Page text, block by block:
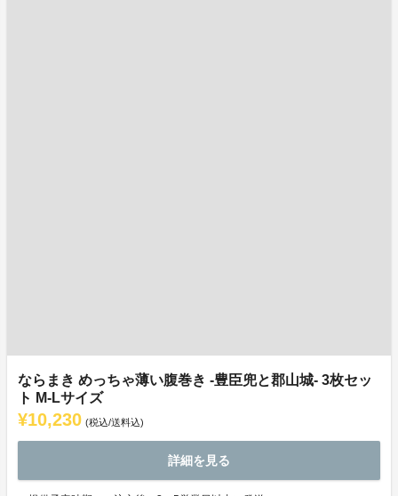
ならまき めっちゃ薄い腹巻き -豊臣兜と郡山城- 3枚セッ
ト M-Lサイズ
¥10,230 (税込/送料込)
詳細を見る